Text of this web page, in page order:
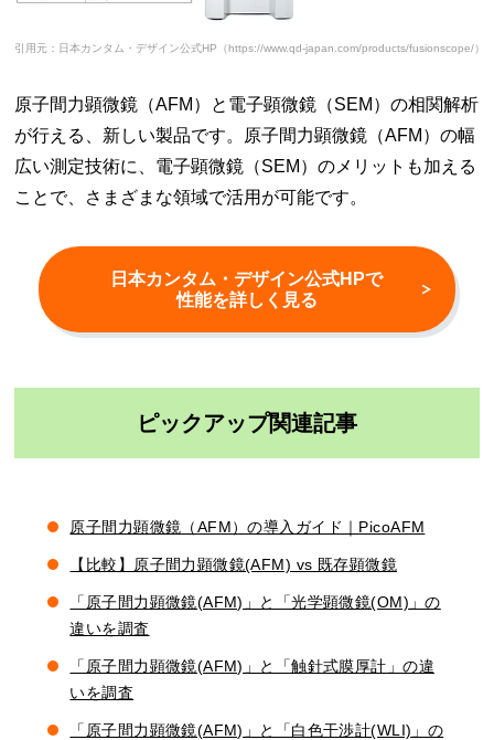
引用元：日本カンタム・デザイン公式HP（https://www.qd-japan.com/products/fusionscope/）
原子間力顕微鏡（AFM）と電子顕微鏡（SEM）の相関解析
が行える、新しい製品です。原子間力顕微鏡（AFM）の幅
広い測定技術に、電子顕微鏡（SEM）のメリットも加える
ことで、さまざまな領域で活用が可能です。
日本カンタム・デザイン公式HPで
性能を詳しく見る
ピックアップ関連記事
原子間力顕微鏡（AFM）の導入ガイド｜PicoAFM
【比較】原子間力顕微鏡(AFM) vs 既存顕微鏡
「原子間力顕微鏡(AFM)」と「光学顕微鏡(OM)」の
違いを調査
「原子間力顕微鏡(AFM)」と「触針式膜厚計」の違
いを調査
「原子間力顕微鏡(AFM)」と「白色干渉計(WLI)」の